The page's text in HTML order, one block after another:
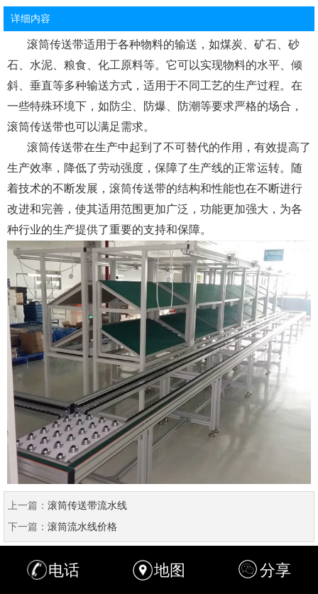
详细内容
滚筒传送带适用于各种物料的输送，如煤炭、矿石、砂
石、水泥、粮食、化工原料等。它可以实现物料的水平、倾
斜、垂直等多种输送方式，适用于不同工艺的生产过程。在
一些特殊环境下，如防尘、防爆、防潮等要求严格的场合，
滚筒传送带也可以满足需求。
滚筒传送带在生产中起到了不可替代的作用，有效提高了
生产效率，降低了劳动强度，保障了生产线的正常运转。随
着技术的不断发展，滚筒传送带的结构和性能也在不断进行
改进和完善，使其适用范围更加广泛，功能更加强大，为各
种行业的生产提供了重要的支持和保障。
上一篇： 滚筒传送带流水线
下一篇： 滚筒流水线价格
电话 地图 分享